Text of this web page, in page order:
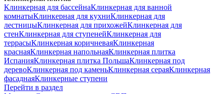
Клинкерная для бассейнаКлинкерная для ванной
комнатыКлинкерная для кухниКлинкерная для
лестницыКлинкерная для прихожейКлинкерная для
стенКлинкерная для ступенейКлинкерная для
террасыКлинкерная коричневаяКлинкерная
краснаяКлинкерная напольнаяКлинкерная плитка
ИспанияКлинкерная плитка ПольшаКлинкерная под
деревоКлинкерная под каменьКлинкерная сераяКлинкерная
фасаднаяКлинкерные ступени
Перейти в раздел